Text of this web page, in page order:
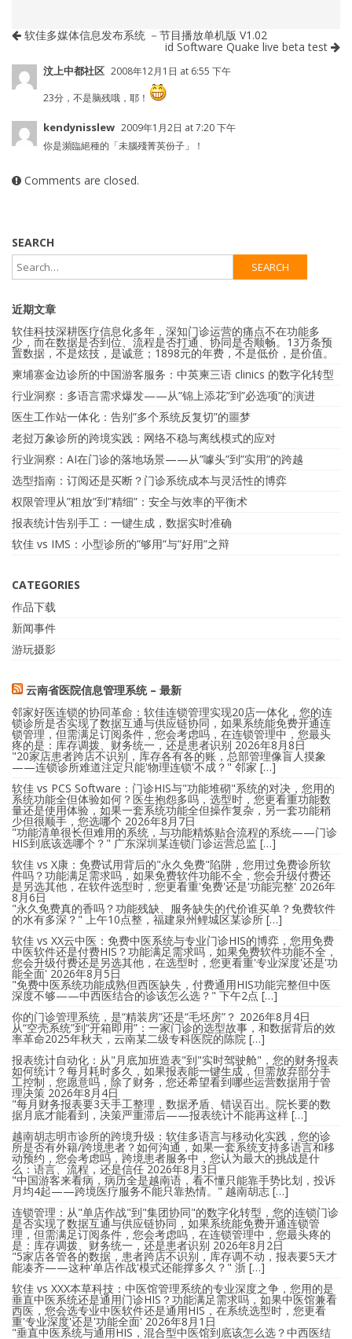
软佳多媒体信息发布系统 －节目播放单机版 V1.02
id Software Quake live beta test
汶上中都社区 2008年12月1日 at 6:55 下午
23分，不是脑残哦，耶！
kendynisslew 2009年1月2日 at 7:20 下午
你是瀕臨絕種的「未腦殘菁英份子」！
Comments are closed.
SEARCH
近期文章
软佳科技深耕医疗信息化多年，深知门诊运营的痛点不在功能多
少，而在数据是否到位、流程是否打通、协同是否顺畅。13万条预
置数据，不是炫技，是诚意；1898元的年费，不是低价，是价值。
柬埔寨金边诊所的中国游客服务：中英柬三语 clinics 的数字化转型
行业洞察：多语言需求爆发——从”锦上添花”到”必选项”的演进
医生工作站一体化：告别”多个系统反复切”的噩梦
老挝万象诊所的跨境实践：网络不稳与离线模式的应对
行业洞察：AI在门诊的落地场景——从”噱头”到”实用”的跨越
选型指南：订阅还是买断？门诊系统成本与灵活性的博弈
权限管理从”粗放”到”精细”：安全与效率的平衡术
报表统计告别手工：一键生成，数据实时准确
软佳 vs IMS：小型诊所的”够用”与”好用”之辩
CATEGORIES
作品下载
新闻事件
游玩摄影
云南省医院信息管理系统 – 最新
邻家好医连锁的协同革命：软佳连锁管理实现20店一体化，您的连
锁诊所是否实现了数据互通与供应链协同，如果系统能免费开通连
锁管理，但需满足订阅条件，您会考虑吗，在连锁管理中，您最头
疼的是：库存调拨、财务统一，还是患者识别 2026年8月8日
"20家店患者跨店不识别，库存各有各的账，总部管理像盲人摸象
——连锁诊所难道注定只能'物理连锁'不成？" 邻家 […]
软佳 vs PCS Software：门诊HIS与"功能堆砌"系统的对决，您用的
系统功能全但体验如何？医生抱怨多吗，选型时，您更看重功能数
量还是使用体验，如果一套系统功能全但操作复杂，另一套功能稍
少但很顺手，您选哪个 2026年8月7日
"功能清单很长但难用的系统，与功能精炼贴合流程的系统——门诊
HIS到底该选哪个？" 广东深圳某连锁门诊运营总监 […]
软佳 vs X康：免费试用背后的"永久免费"陷阱，您用过免费诊所软
件吗？功能满足需求吗，如果免费软件功能不全，您会升级付费还
是另选其他，在软件选型时，您更看重'免费'还是'功能完整' 2026年
8月6日
"永久免费真的香吗？功能残缺、服务缺失的代价谁买单？免费软件
的水有多深？" 上午10点整，福建泉州鲤城区某诊所 […]
软佳 vs XX云中医：免费中医系统与专业门诊HIS的博弈，您用免费
中医软件还是付费HIS？功能满足需求吗，如果免费软件功能不全，
您会升级付费还是另选其他，在选型时，您更看重'专业深度'还是'功
能全面' 2026年8月5日
"免费中医系统功能成熟但西医缺失，付费通用HIS功能完整但中医
深度不够——中西医结合的诊该怎么选？" 下午2点 […]
你的门诊管理系统，是“精装房”还是“毛坯房”？ 2026年8月4日
从“空壳系统”到“开箱即用”：一家门诊的选型故事，和数据背后的效
率革命2025年秋天，云南某二级专科医院的陈院 […]
报表统计自动化：从"月底加班造表"到"实时驾驶舱"，您的财务报表
如何统计？每月耗时多久，如果报表能一键生成，但需放弃部分手
工控制，您愿意吗，除了财务，您还希望看到哪些运营数据用于管
理决策 2026年8月4日
"每月财务报表要3天手工整理，数据矛盾、错误百出。院长要的数
据月底才能看到，决策严重滞后——报表统计不能再这样 […]
越南胡志明市诊所的跨境升级：软佳多语言与移动化实践，您的诊
所是否有外籍/跨境患者？如何沟通，如果一套系统支持多语言和移
动预约，您会考虑吗，跨境患者服务中，您认为最大的挑战是什
么：语言、流程，还是信任 2026年8月3日
"中国游客来看病，病历全是越南语，看不懂只能靠手势比划，投诉
月均4起——跨境医疗服务不能只靠热情。" 越南胡志 […]
连锁管理：从"单店作战"到"集团协同"的数字化转型，您的连锁门诊
是否实现了数据互通与供应链协同，如果系统能免费开通连锁管
理，但需满足订阅条件，您会考虑吗，在连锁管理中，您最头疼的
是：库存调拨、财务统一，还是患者识别 2026年8月2日
"5家店各管各的数据，患者跨店不识别，库存调不动，报表要5天才
能凑齐——这种'单店作战'模式还能撑多久？" 浙 […]
软佳 vs XXX本草科技：中医馆管理系统的专业深度之争，您用的是
垂直中医系统还是通用门诊HIS？功能满足需求吗，如果中医馆兼看
西医，您会选专业中医软件还是通用HIS，在系统选型时，您更看
重'专业深度'还是'功能全面' 2026年8月1日
"垂直中医系统与通用HIS，混合型中医馆到底该怎么选？中西医结